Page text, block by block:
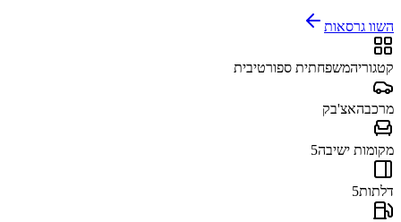
השוו גרסאות
קטגוריהמשפחתית ספורטיבית
מרכבהאצ'בק
מקומות ישיבה5
דלתות5